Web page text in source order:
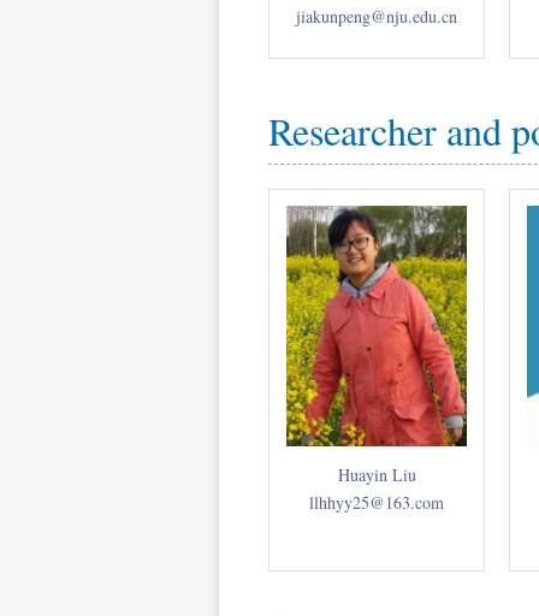
jiakunpeng@nju.edu.cn
Researcher and
Huayin Liu
llhhyy25@163.com